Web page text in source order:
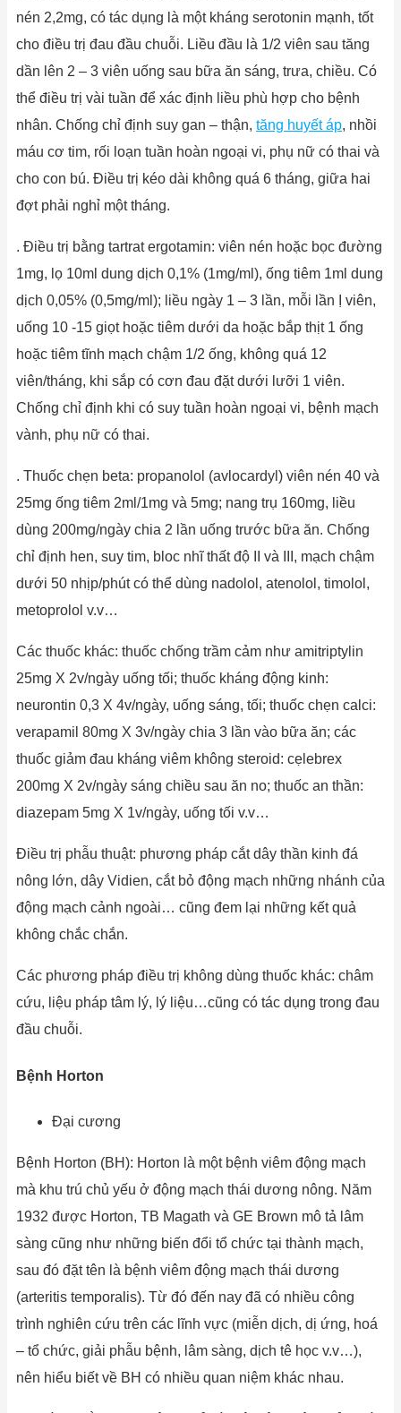
nén 2,2mg, có tác dụng là một kháng serotonin mạnh, tốt
cho điều trị đau đầu chuỗi. Liều đầu là 1/2 viên sau tăng
dần lên 2 – 3 viên uống sau bữa ăn sáng, trưa, chiều. Có
thể điều trị vài tuần để xác định liều phù hợp cho bệnh
nhân. Chống chỉ định suy gan – thận, tăng huyết áp, nhồi
máu cơ tim, rối loạn tuần hoàn ngoại vi, phụ nữ có thai và
cho con bú. Điều trị kéo dài không quá 6 tháng, giữa hai
đợt phải nghỉ một tháng.
. Điều trị bằng tartrat ergotamin: viên nén hoặc bọc đường
1mg, lọ 10ml dung dịch 0,1% (1mg/ml), ống tiêm 1ml dung
dịch 0,05% (0,5mg/ml); liều ngày 1 – 3 lần, mỗi lần Ị viên,
uống 10 -15 giọt hoặc tiêm dưới da hoặc bắp thịt 1 ống
hoặc tiêm tĩnh mạch chậm 1/2 ống, không quá 12
viên/tháng, khi sắp có cơn đau đặt dưới lưỡi 1 viên.
Chống chỉ định khi có suy tuần hoàn ngoại vi, bệnh mạch
vành, phụ nữ có thai.
. Thuốc chẹn beta: propanolol (avlocardyl) viên nén 40 và
25mg ống tiêm 2ml/1mg và 5mg; nang trụ 160mg, liều
dùng 200mg/ngày chia 2 lần uống trước bữa ăn. Chống
chỉ định hen, suy tim, bloc nhĩ thất độ II và III, mạch chậm
dưới 50 nhịp/phút có thể dùng nadolol, atenolol, timolol,
metoprolol v.v…
Các thuốc khác: thuốc chống trầm cảm như amitriptylin
25mg X 2v/ngày uống tối; thuốc kháng động kinh:
neurontin 0,3 X 4v/ngày, uống sáng, tối; thuốc chẹn calci:
verapamil 80mg X 3v/ngày chia 3 lần vào bữa ăn; các
thuốc giảm đau kháng viêm không steroid: cẹlebrex
200mg X 2v/ngày sáng chiều sau ăn no; thuốc an thần:
diazepam 5mg X 1v/ngày, uống tối v.v…
Điều trị phẫu thuật: phương pháp cắt dây thần kinh đá
nông lớn, dây Vidien, cắt bỏ động mạch những nhánh của
động mạch cảnh ngoài… cũng đem lại những kết quả
không chắc chắn.
Các phương pháp điều trị không dùng thuốc khác: châm
cứu, liệu pháp tâm lý, lý liệu…cũng có tác dụng trong đau
đầu chuỗi.
Bệnh Horton
Đại cương
Bệnh Horton (BH): Horton là một bệnh viêm động mạch
mà khu trú chủ yếu ở động mạch thái dương nông. Năm
1932 được Horton, TB Magath và GE Brown mô tả lâm
sàng cũng như những biến đổi tổ chức tại thành mạch,
sau đó đặt tên là bệnh viêm động mạch thái dương
(arteritis temporalis). Từ đó đến nay đã có nhiều công
trình nghiên cứu trên các lĩnh vực (miễn dịch, dị ứng, hoá
– tổ chức, giải phẫu bệnh, lâm sàng, dịch tê học v.v…),
nên hiểu biết về BH có nhiều quan niệm khác nhau.